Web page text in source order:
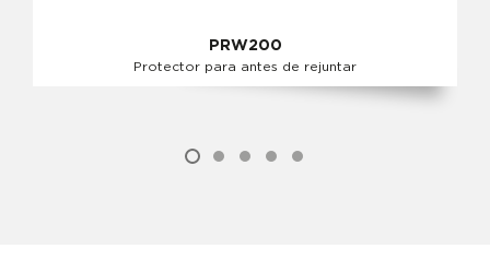
PRW200
Protector para antes de rejuntar